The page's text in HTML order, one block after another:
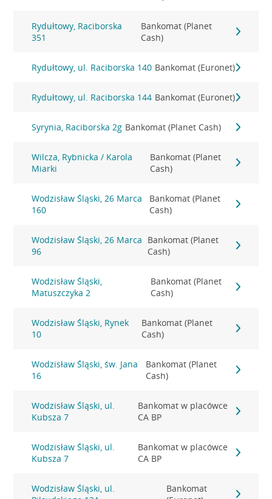
Rydułtowy, Raciborska
351
Bankomat (Planet
Cash)
Rydułtowy, ul. Raciborska 140 Bankomat (Euronet)
Rydułtowy, ul. Raciborska 144 Bankomat (Euronet)
Syrynia, Raciborska 2g Bankomat (Planet Cash)
Wilcza, Rybnicka / Karola
Miarki
Bankomat (Planet
Cash)
Wodzisław Śląski, 26 Marca
160
Bankomat (Planet
Cash)
Wodzisław Śląski, 26 Marca
96
Bankomat (Planet
Cash)
Wodzisław Śląski,
Matuszczyka 2
Bankomat (Planet
Cash)
Wodzisław Śląski, Rynek
10
Bankomat (Planet
Cash)
Wodzisław Śląski, św. Jana
16
Bankomat (Planet
Cash)
Wodzisław Śląski, ul.
Kubsza 7
Bankomat w placówce
CA BP
Wodzisław Śląski, ul.
Kubsza 7
Bankomat w placówce
CA BP
Wodzisław Śląski, ul.
Bankomat